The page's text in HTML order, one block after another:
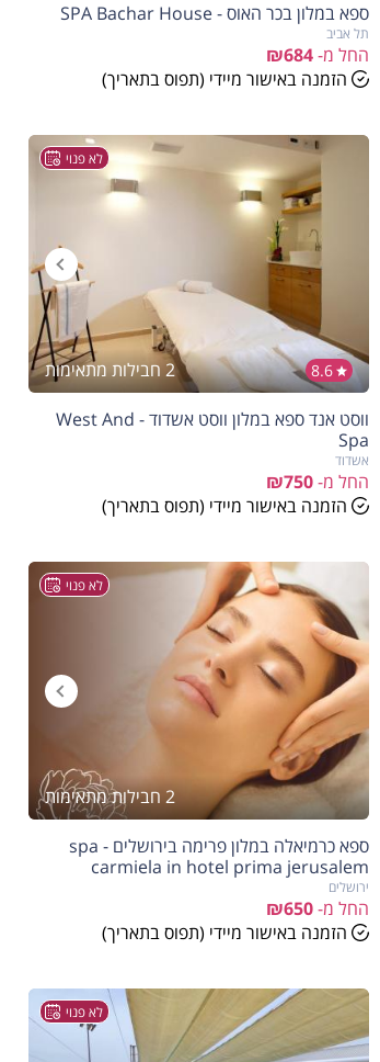
ספא במלון בכר האוס - SPA Bachar House
תל אביב
החל מ-₪684
הזמנה באישור מיידי (תפוס בתאריך)
לא פנוי
8.6 2 חבילות מתאימות
ווסט אנד ספא במלון ווסט אשדוד - West And
Spa
אשדוד
החל מ-₪750
הזמנה באישור מיידי (תפוס בתאריך)
לא פנוי
2 חבילות מתאימות
ספא כרמיאלה במלון פרימה בירושלים - spa
carmiela in hotel prima jerusalem
ירושלים
החל מ-₪650
הזמנה באישור מיידי (תפוס בתאריך)
לא פנוי